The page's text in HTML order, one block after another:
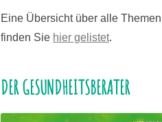
Eine Übersicht über alle Themen
finden Sie hier gelistet.
DER GESUNDHEITSBERATER